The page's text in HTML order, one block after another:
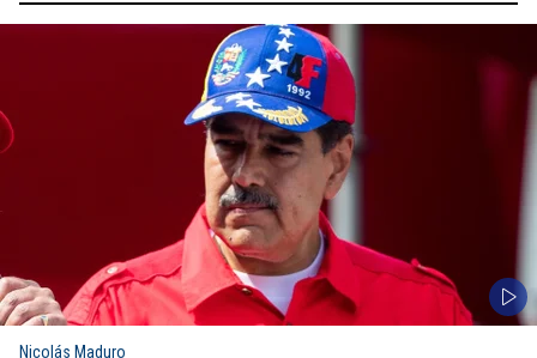
Nicolás Maduro